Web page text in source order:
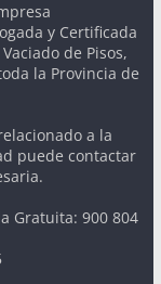
y Certificada
de Pisos,
la Provincia de
a la
puede contactar
Gratuita: 900 804